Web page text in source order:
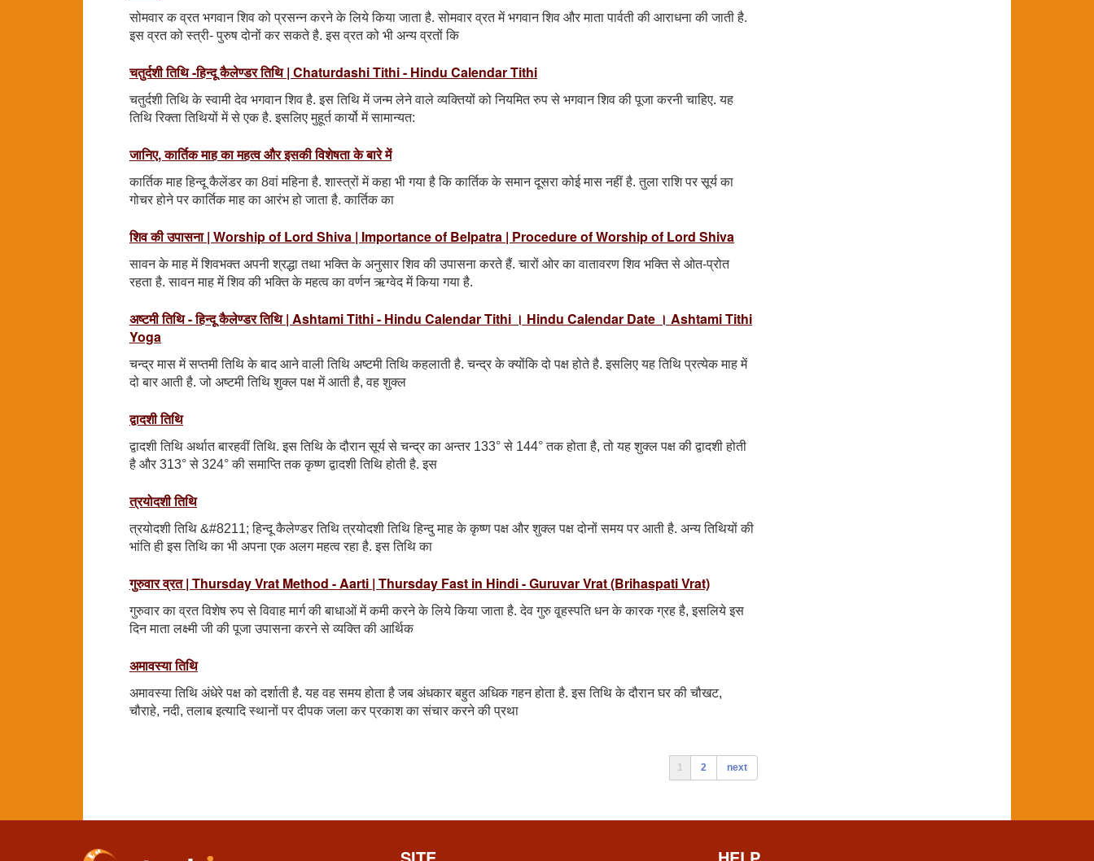
सोमवार क व्रत भगवान शिव को प्रसन्न करने के लिये किया जाता है. सोमवार व्रत में भगवान शिव और माता पार्वती की आराधना की जाती है.
इस व्रत को स्त्री- पुरुष दोनों कर सकते है. इस व्रत को भी अन्य व्रतों कि
चतुर्दशी तिथि -हिन्दू कैलेण्डर तिथि | Chaturdashi Tithi - Hindu Calendar Tithi
चतुर्दशी तिथि के स्वामी देव भगवान शिव है. इस तिथि में जन्म लेने वाले व्यक्तियों को नियमित रुप से भगवान शिव की पूजा करनी चाहिए. यह
तिथि रिक्ता तिथियों में से एक है. इसलिए मुहूर्त कार्यो में सामान्यत:
जानिए, कार्तिक माह का महत्व और इसकी विशेषता के बारे में
कार्तिक माह हिन्दू कैलेंडर का 8वां महिना है. शास्त्रों में कहा भी गया है कि कार्तिक के समान दूसरा कोई मास नहीं है. तुला राशि पर सूर्य का
गोचर होने पर कार्तिक माह का आरंभ हो जाता है. कार्तिक का
शिव की उपासना | Worship of Lord Shiva | Importance of Belpatra | Procedure of Worship of Lord Shiva
सावन के माह में शिवभक्त अपनी श्रद्धा तथा भक्ति के अनुसार शिव की उपासना करते हैं. चारों ओर का वातावरण शिव भक्ति से ओत-प्रोत
रहता है. सावन माह में शिव की भक्ति के महत्व का वर्णन ऋग्वेद में किया गया है.
अष्टमी तिथि - हिन्दू कैलेण्डर तिथि | Ashtami Tithi - Hindu Calendar Tithi । Hindu Calendar Date । Ashtami Tithi
Yoga
चन्द्र मास में सप्तमी तिथि के बाद आने वाली तिथि अष्टमी तिथि कहलाती है. चन्द्र के क्योंकि दो पक्ष होते है. इसलिए यह तिथि प्रत्येक माह में
दो बार आती है. जो अष्टमी तिथि शुक्ल पक्ष में आती है, वह शुक्ल
द्वादशी तिथि
द्वादशी तिथि अर्थात बारहवीं तिथि. इस तिथि के दौरान सूर्य से चन्द्र का अन्तर 133° से 144° तक होता है, तो यह शुक्ल पक्ष की द्वादशी होती
है और 313° से 324° की समाप्ति तक कृष्ण द्वादशी तिथि होती है. इस
त्रयोदशी तिथि
त्रयोदशी तिथि &#8211; हिन्दू कैलेण्डर तिथि त्रयोदशी तिथि हिन्दु माह के कृष्ण पक्ष और शुक्ल पक्ष दोनों समय पर आती है. अन्य तिथियों की
भांति ही इस तिथि का भी अपना एक अलग महत्व रहा है. इस तिथि का
गुरुवार व्रत | Thursday Vrat Method - Aarti | Thursday Fast in Hindi - Guruvar Vrat (Brihaspati Vrat)
गुरुवार का व्रत विशेष रुप से विवाह मार्ग की बाधाओं में कमी करने के लिये किया जाता है. देव गुरु वृ्हस्पति धन के कारक ग्रह है, इसलिये इस
दिन माता लक्ष्मी जी की पूजा उपासना करने से व्यक्ति की आर्थिक
अमावस्या तिथि
अमावस्या तिथि अंधेरे पक्ष को दर्शाती है. यह वह समय होता है जब अंधकार बहुत अधिक गहन होता है. इस तिथि के दौरान घर की चौखट,
चौराहे, नदी, तलाब इत्यादि स्थानों पर दीपक जला कर प्रकाश का संचार करने की प्रथा
1 2 next